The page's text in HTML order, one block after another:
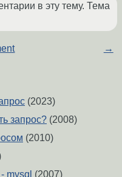
в эту тему. Тема
→
(2023)
запрос? (2008)
(2010)
mysql (2007)